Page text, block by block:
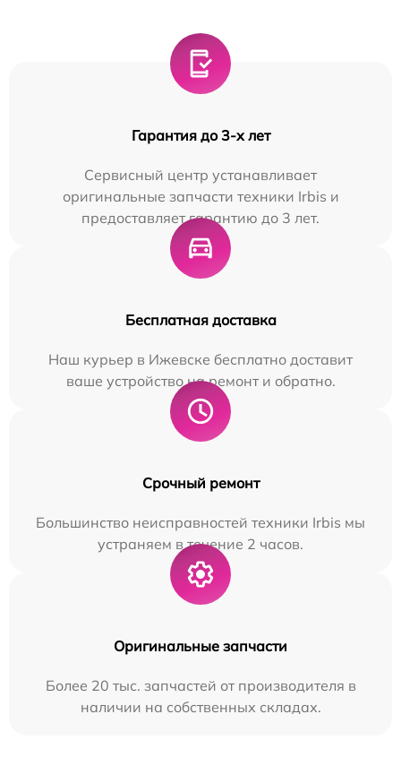
Гарантия до 3-х лет
Сервисный центр устанавливает
оригинальные запчасти техники Irbis и
предоставляет гарантию до 3 лет.
Бесплатная доставка
Наш курьер в Ижевске бесплатно доставит
ваше устройство на ремонт и обратно.
Срочный ремонт
Большинство неисправностей техники Irbis мы
устраняем в течение 2 часов.
Оригинальные запчасти
Более 20 тыс. запчастей от производителя в
наличии на собственных складах.